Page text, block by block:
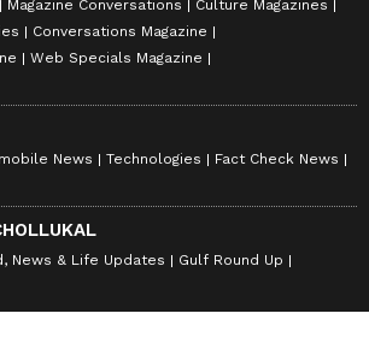
Magazine Conversations
Culture Magazines
Conversations Magazine
Web Specials Magazine
News Technologies
Fact Check News
News & Life Updates
Gulf Round Up